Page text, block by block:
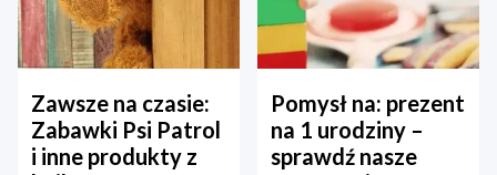
Zawsze na czasie:
Zabawki Psi Patrol
i inne produkty z
Pomysł na: prezent
na 1 urodziny –
sprawdź nasze